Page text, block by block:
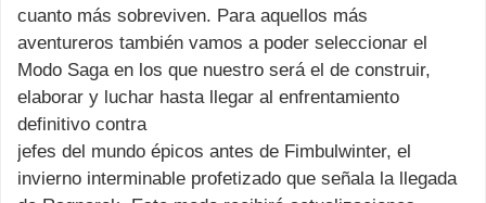
cuanto más sobreviven. Para aquellos más
aventureros también vamos a poder seleccionar el
Modo Saga en los que nuestro será el de construir,
elaborar y luchar hasta llegar al enfrentamiento
definitivo contra
jefes del mundo épicos antes de Fimbulwinter, el
invierno interminable profetizado que señala la llegada